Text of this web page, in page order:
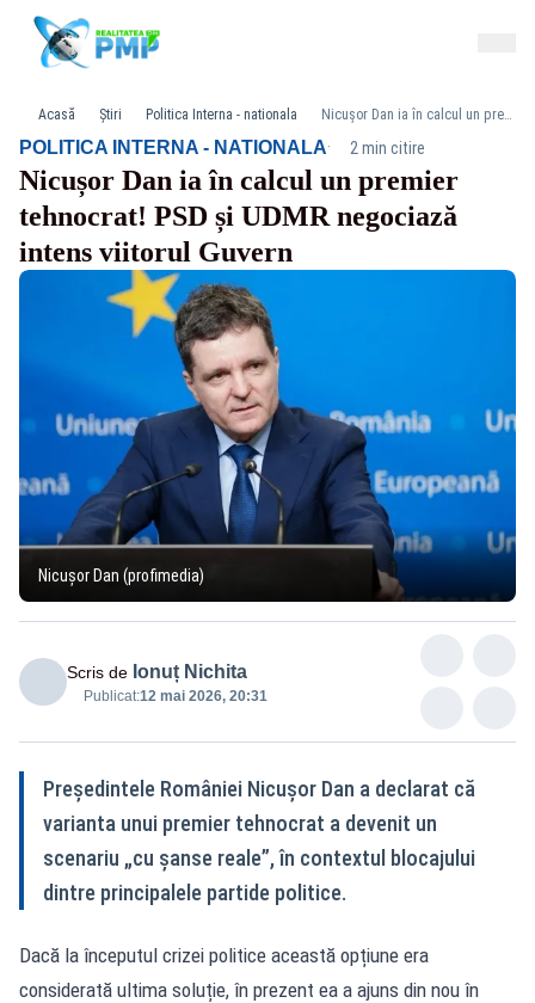
Acasă Știri Politica Interna - nationala Nicușor Dan ia în calcul un premier tehnocrat! PSD și UDMR negociază intens viitorul Guvern
POLITICA INTERNA - NATIONALA· 2 min citire
Nicușor Dan ia în calcul un premier
tehnocrat! PSD și UDMR negociază
intens viitorul Guvern
Nicușor Dan (profimedia)
Scris de Ionuț Nichita
Publicat:12 mai 2026, 20:31
Președintele României Nicușor Dan a declarat că
varianta unui premier tehnocrat a devenit un
scenariu „cu șanse reale”, în contextul blocajului
dintre principalele partide politice.
Dacă la începutul crizei politice această opțiune era
considerată ultima soluție, în prezent ea a ajuns din nou în